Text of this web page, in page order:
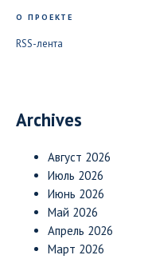
О ПРОЕКТЕ
RSS-лента
Archives
Август 2026
Июль 2026
Июнь 2026
Май 2026
Апрель 2026
Март 2026